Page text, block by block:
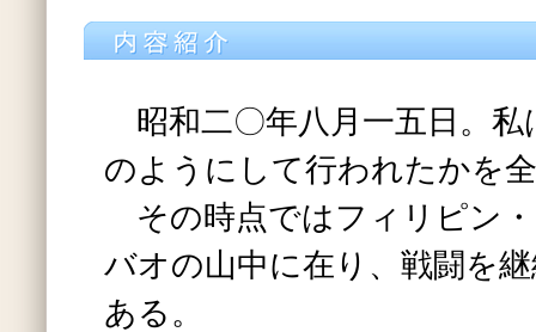
昭和二〇年八月一五日。私
のようにして行われたかを
その時点ではフィリピン
バオの山中に在り、戦闘を
ある。